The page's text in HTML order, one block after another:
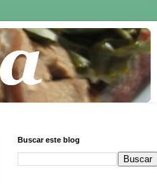
Buscar este blog